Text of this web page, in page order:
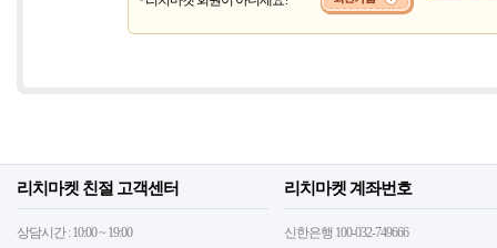
리치마켓 친절 고객센터
상담시간 : 10:00 ~ 19:00
리치마켓 계좌번호
신한은행 100-032-749666